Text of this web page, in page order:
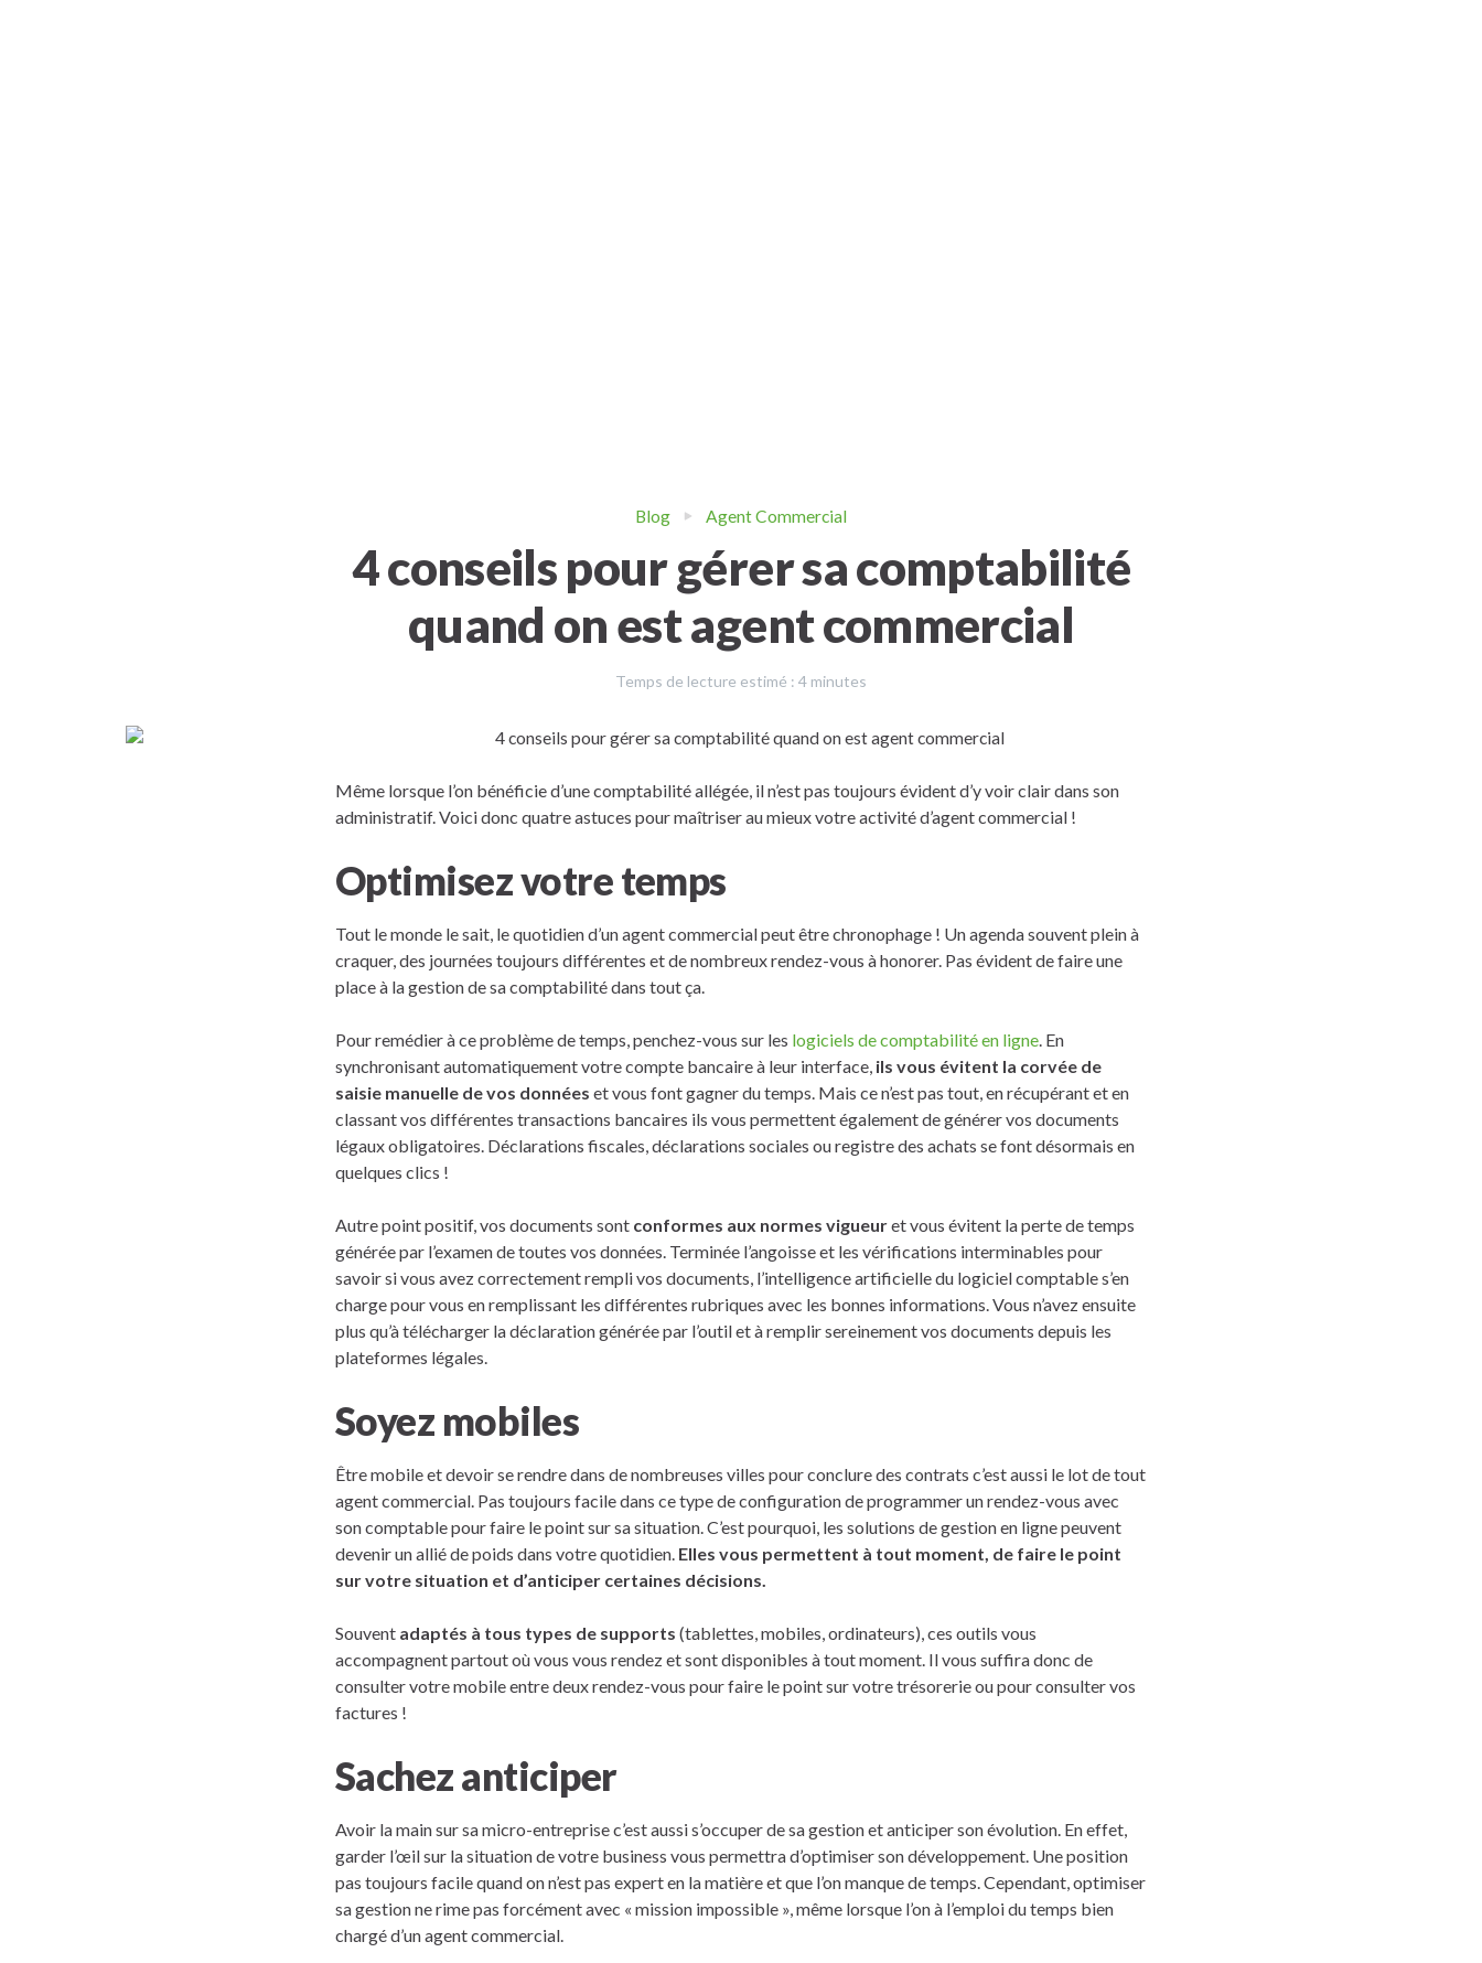
Blog Agent Commercial
4 conseils pour gérer sa comptabilité
quand on est agent commercial
Temps de lecture estimé : 4 minutes
Même lorsque l’on bénéficie d’une comptabilité allégée, il n’est pas toujours évident d’y voir clair dans son
administratif. Voici donc quatre astuces pour maîtriser au mieux votre activité d’agent commercial !
Optimisez votre temps
Tout le monde le sait, le quotidien d’un agent commercial peut être chronophage ! Un agenda souvent plein à
craquer, des journées toujours différentes et de nombreux rendez-vous à honorer. Pas évident de faire une
place à la gestion de sa comptabilité dans tout ça.
Pour remédier à ce problème de temps, penchez-vous sur les logiciels de comptabilité en ligne . En
synchronisant automatiquement votre compte bancaire à leur interface, ils vous évitent la corvée de
saisie manuelle de vos données et vous font gagner du temps. Mais ce n’est pas tout, en récupérant et en
classant vos différentes transactions bancaires ils vous permettent également de générer vos documents
légaux obligatoires. Déclarations fiscales, déclarations sociales ou registre des achats se font désormais en
quelques clics !
Autre point positif, vos documents sont conformes aux normes vigueuret vous évitent la perte de temps
générée par l’examen de toutes vos données. Terminée l’angoisse et les vérifications interminables pour
savoir si vous avez correctement rempli vos documents, l’intelligence artificielle du logiciel comptable s’en
charge pour vous en remplissant les différentes rubriques avec les bonnes informations. Vous n’avez ensuite
plus qu’à télécharger la déclaration générée par l’outil et à remplir sereinement vos documents depuis les
plateformes légales.
Soyez mobiles
Être mobile et devoir se rendre dans de nombreuses villes pour conclure des contrats c’est aussi le lot de tout
agent commercial. Pas toujours facile dans ce type de configuration de programmer un rendez-vous avec
son comptable pour faire le point sur sa situation. C’est pourquoi, les solutions de gestion en ligne peuvent
devenir un allié de poids dans votre quotidien. Elles vous permettent à tout moment, de faire le point
sur votre situation et d’anticiper certaines décisions.
Souvent adaptés à tous types de supports (tablettes, mobiles, ordinateurs), ces outils vous
accompagnent partout où vous vous rendez et sont disponibles à tout moment. Il vous suffira donc de
consulter votre mobile entre deux rendez-vous pour faire le point sur votre trésorerie ou pour consulter vos
factures !
Sachez anticiper
Avoir la main sur sa micro-entreprise c’est aussi s’occuper de sa gestion et anticiper son évolution. En effet,
garder l’œil sur la situation de votre business vous permettra d’optimiser son développement. Une position
pas toujours facile quand on n’est pas expert en la matière et que l’on manque de temps. Cependant, optimiser
sa gestion ne rime pas forcément avec « mission impossible », même lorsque l’on à l’emploi du temps bien
chargé d’un agent commercial.